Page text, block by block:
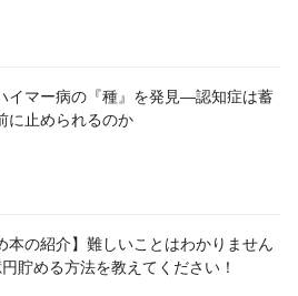
イマー病の『種』を発見―認知症は蓄
に止められるのか
本の紹介】難しいことはわかりません
貯める方法を教えてください！